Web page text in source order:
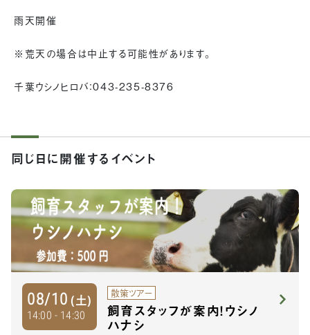
雨天開催
※荒天の場合は中止する可能性があります。
千葉ウシノヒロバ：043-235-8376
同じ日に開催するイベント
08/10 (土)
14:00 - 14:30
散策ツアー
飼育スタッフが案内！ウシノ
ハナシ